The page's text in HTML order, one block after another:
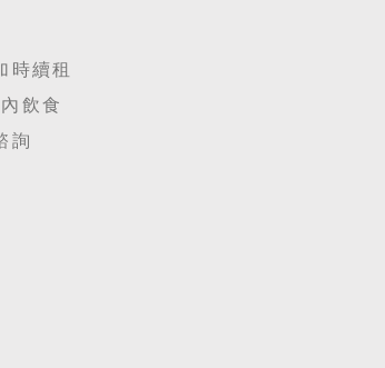
時續租
飲食
詢